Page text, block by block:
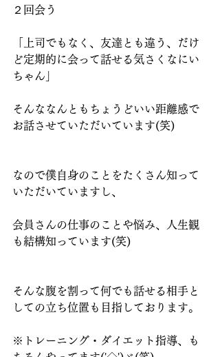
２回会う
「上司でもなく、友達とも違う、だけ
ど定期的に会って話せる気さくなにい
ちゃん」
そんななんともちょうどいい距離感で
お話させていただいています(笑)
なので僕自身のことをたくさん知って
いただいていますし、
会員さんの仕事のことや悩み、人生観
も結構知っています(笑)
そんな腹を割って何でも話せる相手と
しての立ち位置も目指しております。
※トレーニング・ダイエット指導、も